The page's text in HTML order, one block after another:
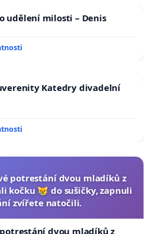
udělení milosti – Denis
Katedry divadelní
potrestání dvou mladíků z
kočku 😿 do sušičky, zapnuli
zvířete natočili.
dvou mladíků z